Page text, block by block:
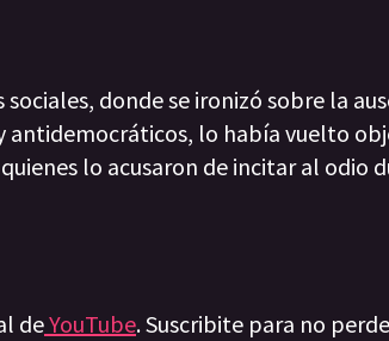
donde se ironizó sobre la
lo había vuelto
lo acusaron de incitar al odio
deYouTube. Suscribite para no